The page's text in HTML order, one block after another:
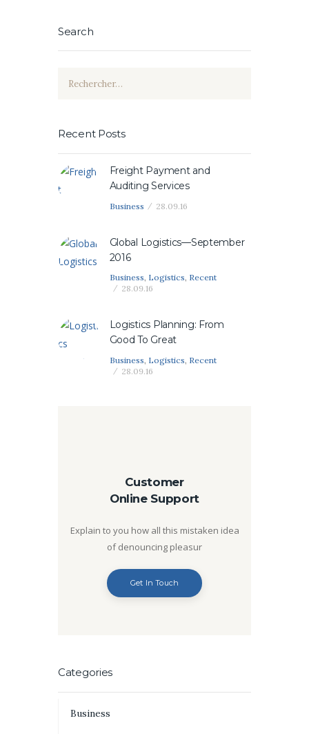
Search
Recent Posts
Freight Payment and
Auditing Services
Business 28.09.16
Global Logistics—September
2016
Business, Logistics, Recent
28.09.16
Logistics Planning: From
Good To Great
Business Logistics Recent
28.09.16
Customer
Online Support
Explain to you how all this mistaken idea
of denouncing pleasur
Get In Touch
Categories
Business